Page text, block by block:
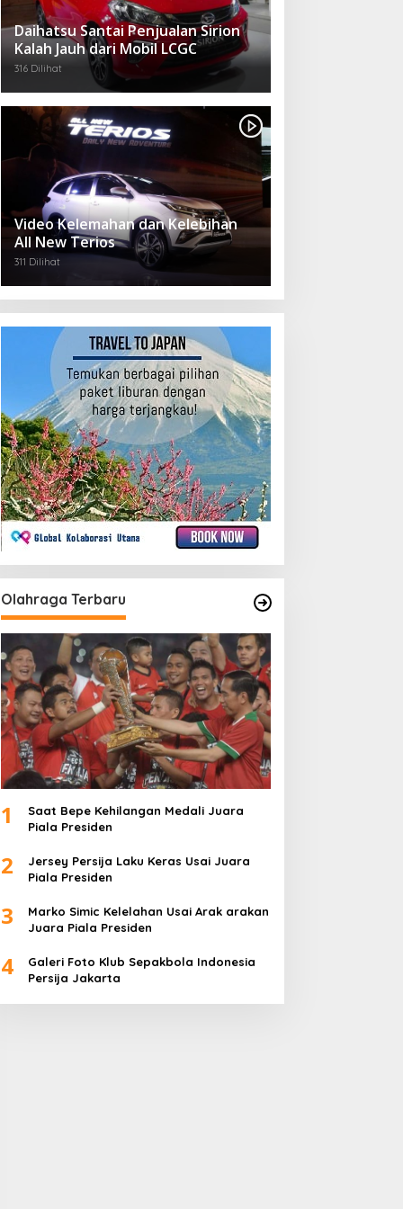
Daihatsu Santai Penjualan Sirion
Kalah Jauh dari Mobil LCGC
316 Dilihat
Video Kelemahan dan Kelebihan
All New Terios
311 Dilihat
Olahraga Terbaru
1
Saat Bepe Kehilangan Medali Juara
Piala Presiden
2
Jersey Persija Laku Keras Usai Juara
Piala Presiden
3
Marko Simic Kelelahan Usai Arak arakan
Juara Piala Presiden
4
Galeri Foto Klub Sepakbola Indonesia
Persija Jakarta